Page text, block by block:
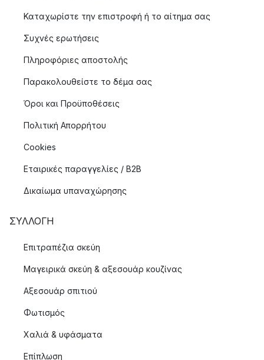
Καταχωρίστε την επιστροφή ή το αίτημα σας
Συχνές ερωτήσεις
Πληροφόριες αποστολής
Παρακολουθείστε το δέμα σας
Όροι και Προϋποθέσεις
Πολιτική Απορρήτου
Cookies
Εταιρικές παραγγελίες / B2B
Δικαίωμα υπαναχώρησης
ΣΥΛΛΟΓΉ
Επιτραπέζια σκεύη
Μαγειρικά σκεύη & αξεσουάρ κουζίνας
Αξεσουάρ σπιτιού
Φωτισμός
Χαλιά & υφάσματα
Επίπλωση